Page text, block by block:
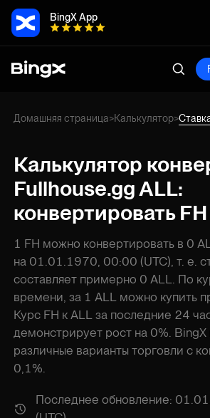
BingX App
Домашняя страница>Калькулятор>
Калькулятор
Fullhouse.gg ALL:
конвертировать
1 FH можно конвертировать в 0
на 01.01.1970, 00:00 (UTC), т. е.
составляет примерно 0 ALL. По
времени, за 1 ALL можно купить
Курс FH к ALL за последние 24
демонстрирует рост на 0%. BingX
различные варианты торговли с
0,1%.
Последнее обновление: